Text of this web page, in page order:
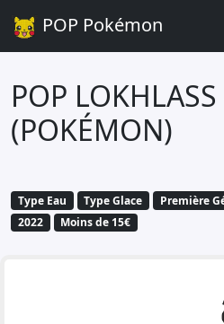
POP Pokémon
POP
(POKÉMON)
Type Eau Type Glace Première
2022
Moins de 15€